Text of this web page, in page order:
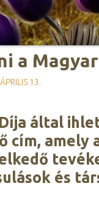
a
13.
Díja által
amely
és